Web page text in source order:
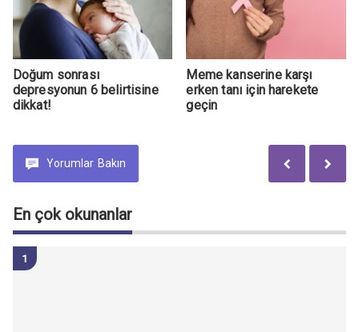
Doğum sonrası
depresyonun 6 belirtisine
dikkat!
Meme kanserine karşı
erken tanı için harekete
geçin
Yorumlar Bakın
En çok okunanlar